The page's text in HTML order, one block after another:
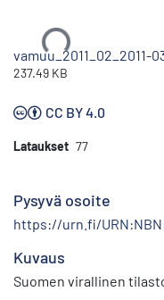
Ladataan...
vamuu_2011_02_2011-
237.49 KB
CC BY 4.0
Lataukset 77
Pysyvä osoite
https://urn.fi/
Kuvaus
Suomen virallinen